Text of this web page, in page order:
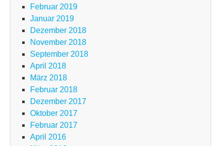
Februar 2019
Januar 2019
Dezember 2018
November 2018
September 2018
April 2018
März 2018
Februar 2018
Dezember 2017
Oktober 2017
Februar 2017
April 2016